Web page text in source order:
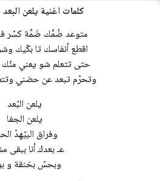
كلمات اغنية يلعن
متوعد ضُمَّك ضَمِّة كسّر
اقطع أنفاسك تا بكّيك
حتى تتعلم شو يعني
وتحرّم تبعد عن حضني
يلعن البُعد
يلعن الجفا
وفراق البيّهِدّ
عـ بعدك أنا ببقى
وبحسّ بخنقة و